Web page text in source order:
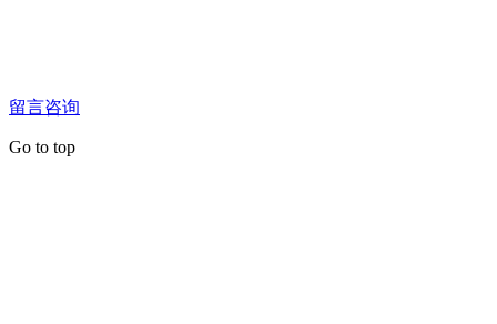
留言咨询
Go to top